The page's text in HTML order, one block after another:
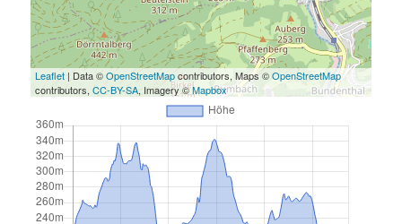
Leaflet | Data ©OpenStreetMapcontributors, Maps ©OpenStreetMap
contributors,CC-BY-SA, Imagery ©Mapbox